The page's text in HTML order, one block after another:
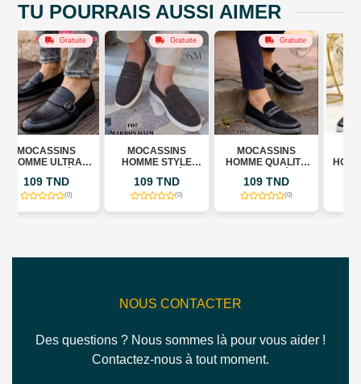
TU POURRAIS AUSSI AIMER
MOCASSINS
HOMME STYLE
109 TND
Gratuite
MOCASSINS
HOMME QUALITÉ
109 TND
Gratuite
MOCASSINS
HOMME CONFORT
(RÉF K)
109 TND
Gratuite
NOUS CONTACTER
Des questions ? Nous sommes là pour vous aider !
Contactez-nous à tout moment.